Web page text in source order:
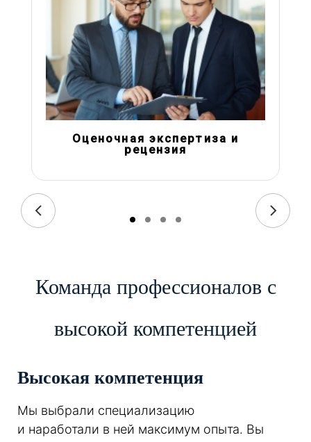
Оценочная экспертиза и
рецензия
Команда профессионалов с
высокой компетенцией
Высокая компетенция
Мы выбрали специализацию
и наработали в ней максимум опыта. Вы